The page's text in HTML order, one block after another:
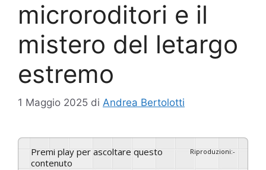
microroditori e il
mistero del letargo
estremo
1 Maggio 2025 di Andrea Bertolotti
Premi play per ascoltare questo
contenuto
Riproduzioni:-